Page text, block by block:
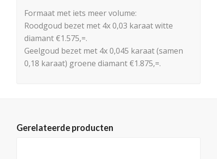
Formaat met iets meer volume:
Roodgoud bezet met 4x 0,03 karaat witte
diamant €1.575,=.
Geelgoud bezet met 4x 0,045 karaat (samen
0,18 karaat) groene diamant €1.875,=.
Gerelateerde producten